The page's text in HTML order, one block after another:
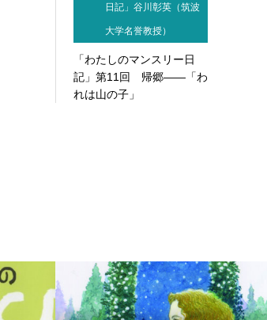
日記」谷川彰英（筑波
大学名誉教授）
「わたしのマンスリー日
記」第11回 帰郷――「わ
れは山の子」